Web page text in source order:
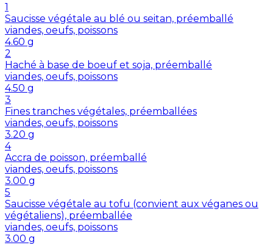
1
Saucisse végétale au blé ou seitan, préemballé
viandes, oeufs, poissons
4.60 g
2
Haché à base de boeuf et soja, préemballé
viandes, oeufs, poissons
4.50 g
3
Fines tranches végétales, préemballées
viandes, oeufs, poissons
3.20 g
4
Accra de poisson, préemballé
viandes, oeufs, poissons
3.00 g
5
Saucisse végétale au tofu (convient aux véganes ou
végétaliens), préemballée
viandes, oeufs, poissons
3.00 g